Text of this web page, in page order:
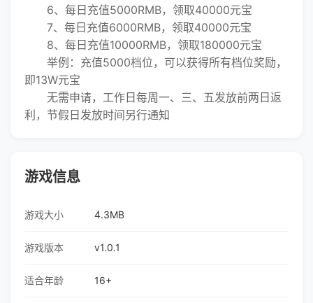
6、每日充值5000RMB，领取40000元宝
7、每日充值6000RMB，领取40000元宝
8、每日充值10000RMB，领取180000元宝
举例：充值5000档位，可以获得所有档位奖励，
即13W元宝
无需申请，工作日每周一、三、五发放前两日返
利，节假日发放时间另行通知
游戏信息
游戏大小 4.3MB
游戏版本 v1.0.1
适合年龄 16+